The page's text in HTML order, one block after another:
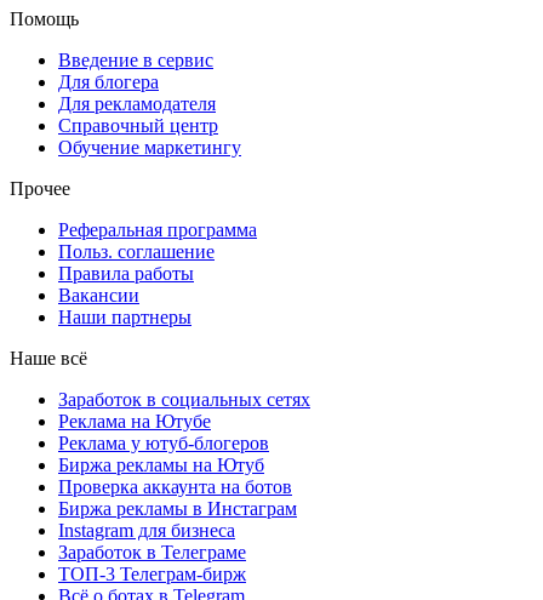
Помощь
Введение в сервис
Для блогера
Для рекламодателя
Справочный центр
Обучение маркетингу
Прочее
Реферальная программа
Польз. соглашение
Правила работы
Вакансии
Наши партнеры
Наше всё
Заработок в социальных сетях
Реклама на Ютубе
Реклама у ютуб-блогеров
Биржа рекламы на Ютуб
Проверка аккаунта на ботов
Биржа рекламы в Инстаграм
Instagram для бизнеса
Заработок в Телеграме
ТОП-3 Телеграм-бирж
Всё о ботах в Telegram